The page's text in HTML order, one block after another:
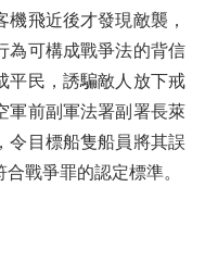
飛近後才發現敵襲，
為可構成戰爭法的背信
平民，誘騙敵人放下戒
軍前副軍法署副署長萊
令目標船隻船員將其誤
戰爭罪的認定標準。